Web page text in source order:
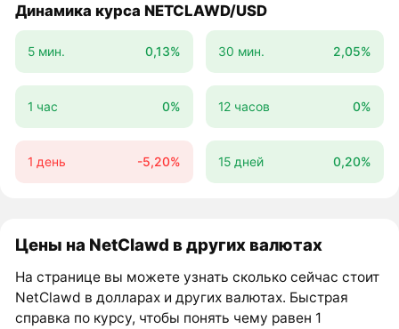
Динамика курса NETCLAWD/USD
5 мин. 0,13% 30 мин. 2,05%
1 час 0% 12 часов 0%
1 день -5,20% 15 дней 0,20%
Цены на NetClawd в других валютах
На странице вы можете узнать сколько сейчас стоит
NetClawd в долларах и других валютах. Быстрая
справка по курсу, чтобы понять чему равен 1